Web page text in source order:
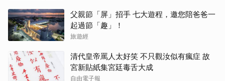
父親節「屏」招手 七大遊程，邀您陪爸爸一
起過節「趣」！
旅遊經
清代皇帝罵人太好笑 不只觀汝似有瘋症 故
宮新貼紙集宮廷毒舌大成
自由電子報